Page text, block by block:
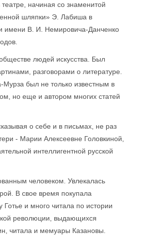
начиная со знаменитой
шляпки» Э. Лабиша в
имени В. И. Немировича-Данченко
людей искусства. Был
разговорами о литературе.
Мурза был не только известным в
но еще и автором многих статей
о себе и в письмах, не раз
- Марии Алексеевне Головкиной,
интеллигентной русской
человеком. Увлекалась
В свое время покупала
Готье и много читала по истории
революции, выдающихся
читала и мемуары Казановы.